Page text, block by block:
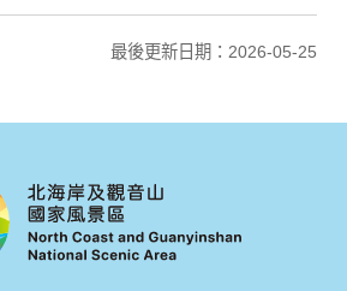
最後更新日期：2026-05-25